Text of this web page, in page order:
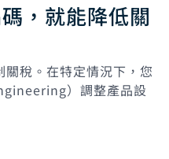
，就能降低關
稅。在特定情況下，您
）調整產品設